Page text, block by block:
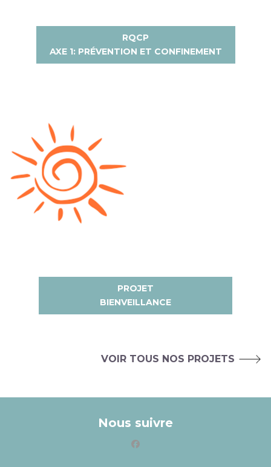
RQCP
AXE 1: PRÉVENTION ET CONFINEMENT
PROJET
BIENVEILLANCE
VOIR TOUS NOS PROJETS
Nous suivre
facebook